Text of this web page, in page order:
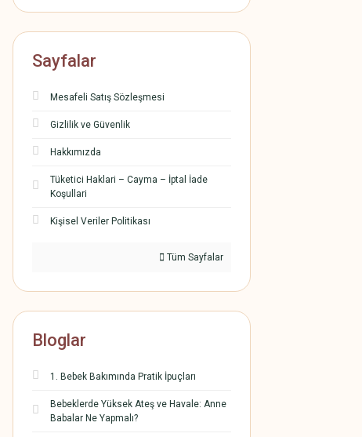
Sayfalar
Mesafeli Satış Sözleşmesi
Gizlilik ve Güvenlik
Hakkımızda
Tüketici Haklari – Cayma – İptal İade
Koşullari
Kişisel Veriler Politikası
Tüm Sayfalar
Bloglar
1. Bebek Bakımında Pratik İpuçları
Bebeklerde Yüksek Ateş ve Havale: Anne
Babalar Ne Yapmalı?